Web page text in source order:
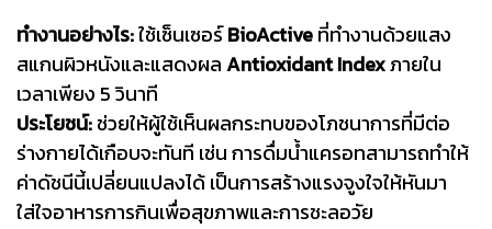
ทำงานอย่างไร:ใช้เซ็นเซอร์BioActiveที่ทำงานด้วยแสง
สแกนผิวหนังและแสดงผลAntioxidant Indexภายใน
เวลาเพียง 5 วินาที
ประโยชน์:ช่วยให้ผู้ใช้เห็นผลกระทบของโภชนาการที่มีต่อ
ร่างกายได้เกือบจะทันที เช่น การดื่มน้ำแครอทสามารถทำให้
ค่าดัชนีนี้เปลี่ยนแปลงได้ เป็นการสร้างแรงจูงใจให้หันมา
ใส่ใจอาหารการกินเพื่อสุขภาพและการชะลอวัย